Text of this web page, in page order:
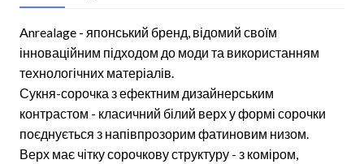
Anrealage - японський бренд, відомий своїм
інноваційним підходом до моди та використанням
технологічних матеріалів.
Сукня-сорочка з ефектним дизайнерським
контрастом - класичний білий верх у формі сорочки
поєднується з напівпрозорим фатиновим низом.
Верх має чітку сорочкову структуру - з коміром,